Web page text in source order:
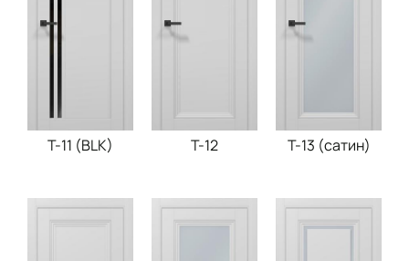
T-11 (BLK) Т-12 T-13 (сатин)